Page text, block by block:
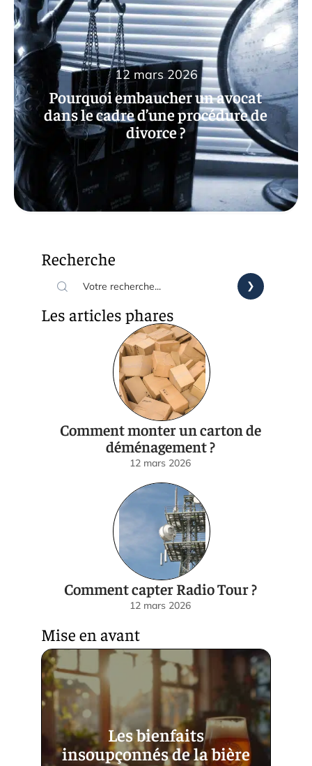
Pourquoi embaucher un avocat
dans le cadre d’une procédure de
divorce ?
12 mars 2026
Recherche
Les articles phares
Comment monter un carton de
déménagement ?
12 mars 2026
Comment capter Radio Tour ?
12 mars 2026
Mise en avant
Les bienfaits
insoupçonnés de la bière